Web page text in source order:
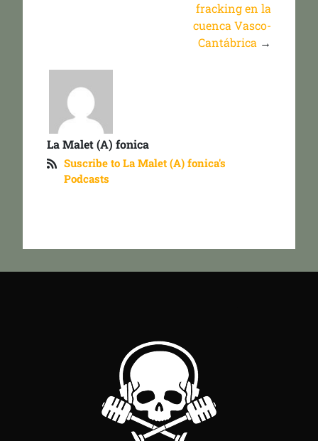
fracking en la
cuenca Vasco-
Cantábrica →
La Malet (A) fonica
Suscribe to La Malet (A) fonica's
Podcasts